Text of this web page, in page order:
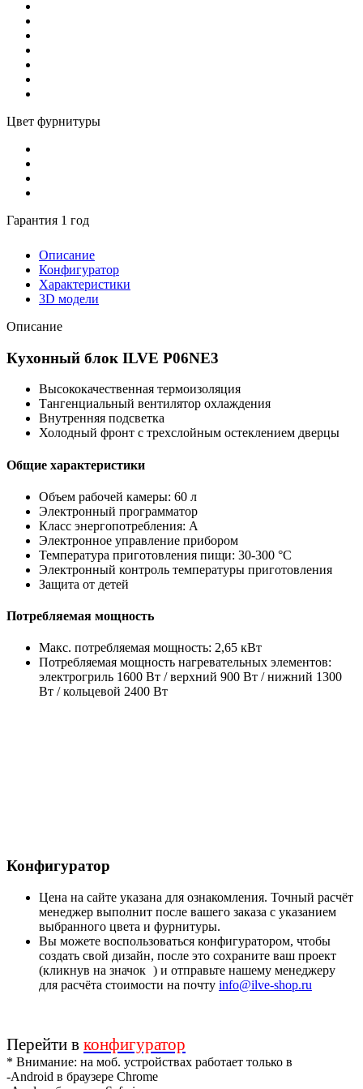
Цвет фурнитуры
Гарантия 1 год
Описание
Конфигуратор
Характеристики
3D модели
Описание
Кухонный блок ILVE P06NE3
Высококачественная термоизоляция
Тангенциальный вентилятор охлаждения
Внутренняя подсветка
Холодный фронт с трехслойным остеклением дверцы
Общие характеристики
Объем рабочей камеры: 60 л
Электронный программатор
Класс энергопотребления: A
Электронное управление прибором
Температура приготовления пищи: 30-300 °C
Электронный контроль температуры приготовления
Защита от детей
Потребляемая мощность
Макс. потребляемая мощность: 2,65 кВт
Потребляемая мощность нагревательных элементов:
электрогриль 1600 Вт / верхний 900 Вт / нижний 1300
Вт / кольцевой 2400 Вт
Конфигуратор
Цена на сайте указана для ознакомления. Точный расчёт
менеджер выполнит после вашего заказа с указанием
выбранного цвета и фурнитуры.
Вы можете воспользоваться конфигуратором, чтобы
создать свой дизайн, после это сохраните ваш проект
(кликнув на значок ) и отправьте нашему менеджеру
для расчёта стоимости на почту info@ilve-shop.ru
Перейти в конфигуратор
* Внимание: на моб. устройствах работает только в
-Android в браузере Chrome